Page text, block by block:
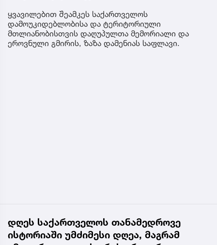
ყვავილებით შეამკეს საქართველოს
დამოუკიდებლობისა და ტერიტორიული
მთლიანობისთვის დაღუპულთა მემორიალი და
ეროვნული გმირის, ზაზა დამენიას საფლავი.
დღეს საქართველოს თანამედროვე
ისტორიაში უმძიმესი დღეა, მაგრამ